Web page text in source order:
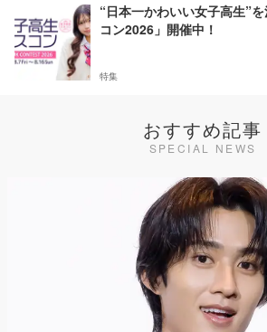
“日本一かわいい女子高生”
コン2026」開催中！
特集
おすすめ記事
SPECIAL NEWS